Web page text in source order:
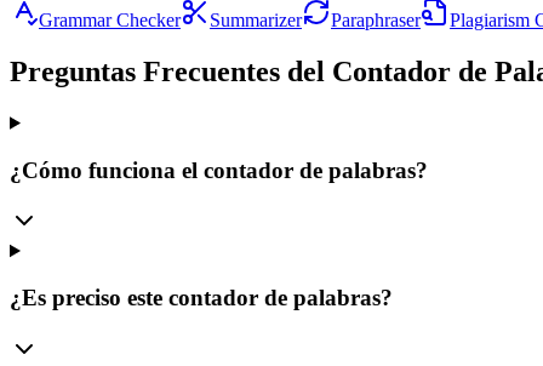
Grammar Checker Summarizer Paraphraser Plagiarism
Preguntas Frecuentes del Contador de
¿Cómo funciona el contador de palabras?
¿Es preciso este contador de palabras?